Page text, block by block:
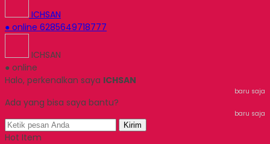
ICHSAN
● online 6285649718777
ICHSAN
● online
Halo, perkenalkan saya ICHSAN
baru saja
Ada yang bisa saya bantu?
baru saja
Kirim
Hot Item